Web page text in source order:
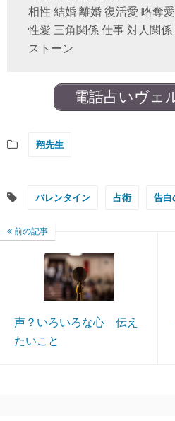
相性 結婚 離婚 復活愛 略奪
性愛 三角関係 仕事 対人関
ストーン
電話占いヴェ
翔先生
バレンタイン 占術 告白
前の記事
声？いろいろな心 伝え
たいこと